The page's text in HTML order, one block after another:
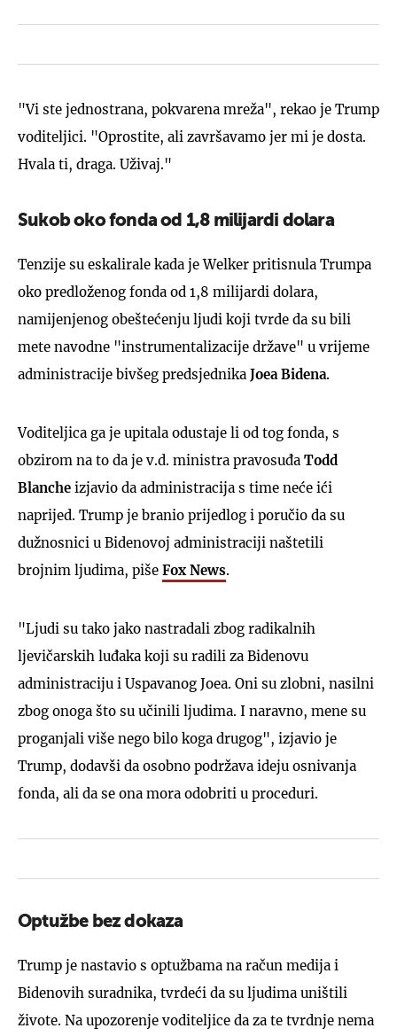
"Vi ste jednostrana, pokvarena mreža", rekao je Trump
voditeljici. "Oprostite, ali završavamo jer mi je dosta.
Hvala ti, draga. Uživaj."
Sukob oko fonda od 1,8 milijardi dolara
Tenzije su eskalirale kada je Welker pritisnula Trumpa
oko predloženog fonda od 1,8 milijardi dolara,
namijenjenog obeštećenju ljudi koji tvrde da su bili
mete navodne "instrumentalizacije države" u vrijeme
administracije bivšeg predsjednika Joea Bidena.
Voditeljica ga je upitala odustaje li od tog fonda, s
obzirom na to da je v.d. ministra pravosuđa Todd
Blanche izjavio da administracija s time neće ići
naprijed. Trump je branio prijedlog i poručio da su
dužnosnici u Bidenovoj administraciji naštetili
brojnim ljudima, piše Fox News.
"Ljudi su tako jako nastradali zbog radikalnih
ljevičarskih luđaka koji su radili za Bidenovu
administraciju i Uspavanog Joea. Oni su zlobni, nasilni
zbog onoga što su učinili ljudima. I naravno, mene su
proganjali više nego bilo koga drugog", izjavio je
Trump, dodavši da osobno podržava ideju osnivanja
fonda, ali da se ona mora odobriti u proceduri.
Optužbe bez dokaza
Trump je nastavio s optužbama na račun medija i
Bidenovih suradnika, tvrdeći da su ljudima uništili
živote. Na upozorenje voditeljice da za te tvrdnje nema